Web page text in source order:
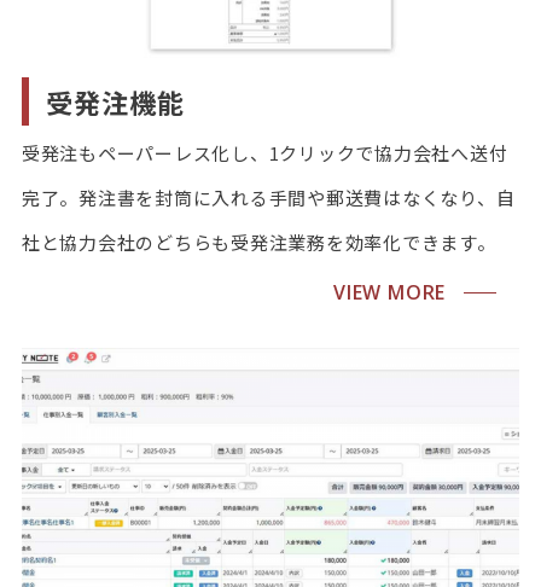
受発注機能
受発注もペーパーレス化し、1クリックで協力会社へ送付
完了。発注書を封筒に入れる手間や郵送費はなくなり、自
社と協力会社のどちらも受発注業務を効率化できます。
VIEW MORE